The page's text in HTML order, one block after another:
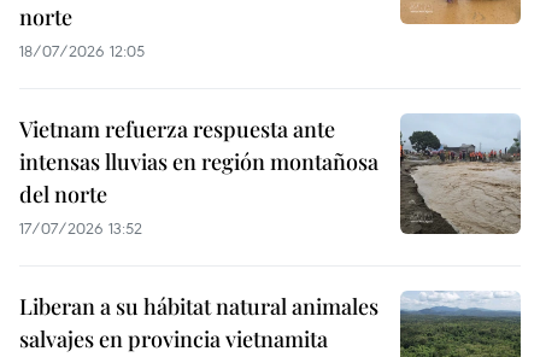
norte
18/07/2026 12:05
Vietnam refuerza respuesta ante
intensas lluvias en región montañosa
del norte
17/07/2026 13:52
Liberan a su hábitat natural animales
salvajes en provincia vietnamita